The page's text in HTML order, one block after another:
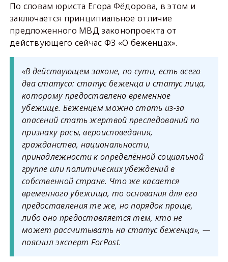
По словам юриста Егора Фёдорова, в этом и
заключается принципиальное отличие
предложенного МВД законопроекта от
действующего сейчас ФЗ «О беженцах».
«В действующем законе, по сути, есть всего
два статуса: статус беженца и статус лица,
которому предоставлено временное
убежище. Беженцем можно стать из-за
опасений стать жертвой преследований по
признаку расы, вероисповедания,
гражданства, национальности,
принадлежности к определённой социальной
группе или политических убеждений в
собственной стране. Что же касается
временного убежища, то основания для его
предоставления те же, но порядок проще,
либо оно предоставляется тем, кто не
может рассчитывать на статус беженца», —
пояснил эксперт ForPost.